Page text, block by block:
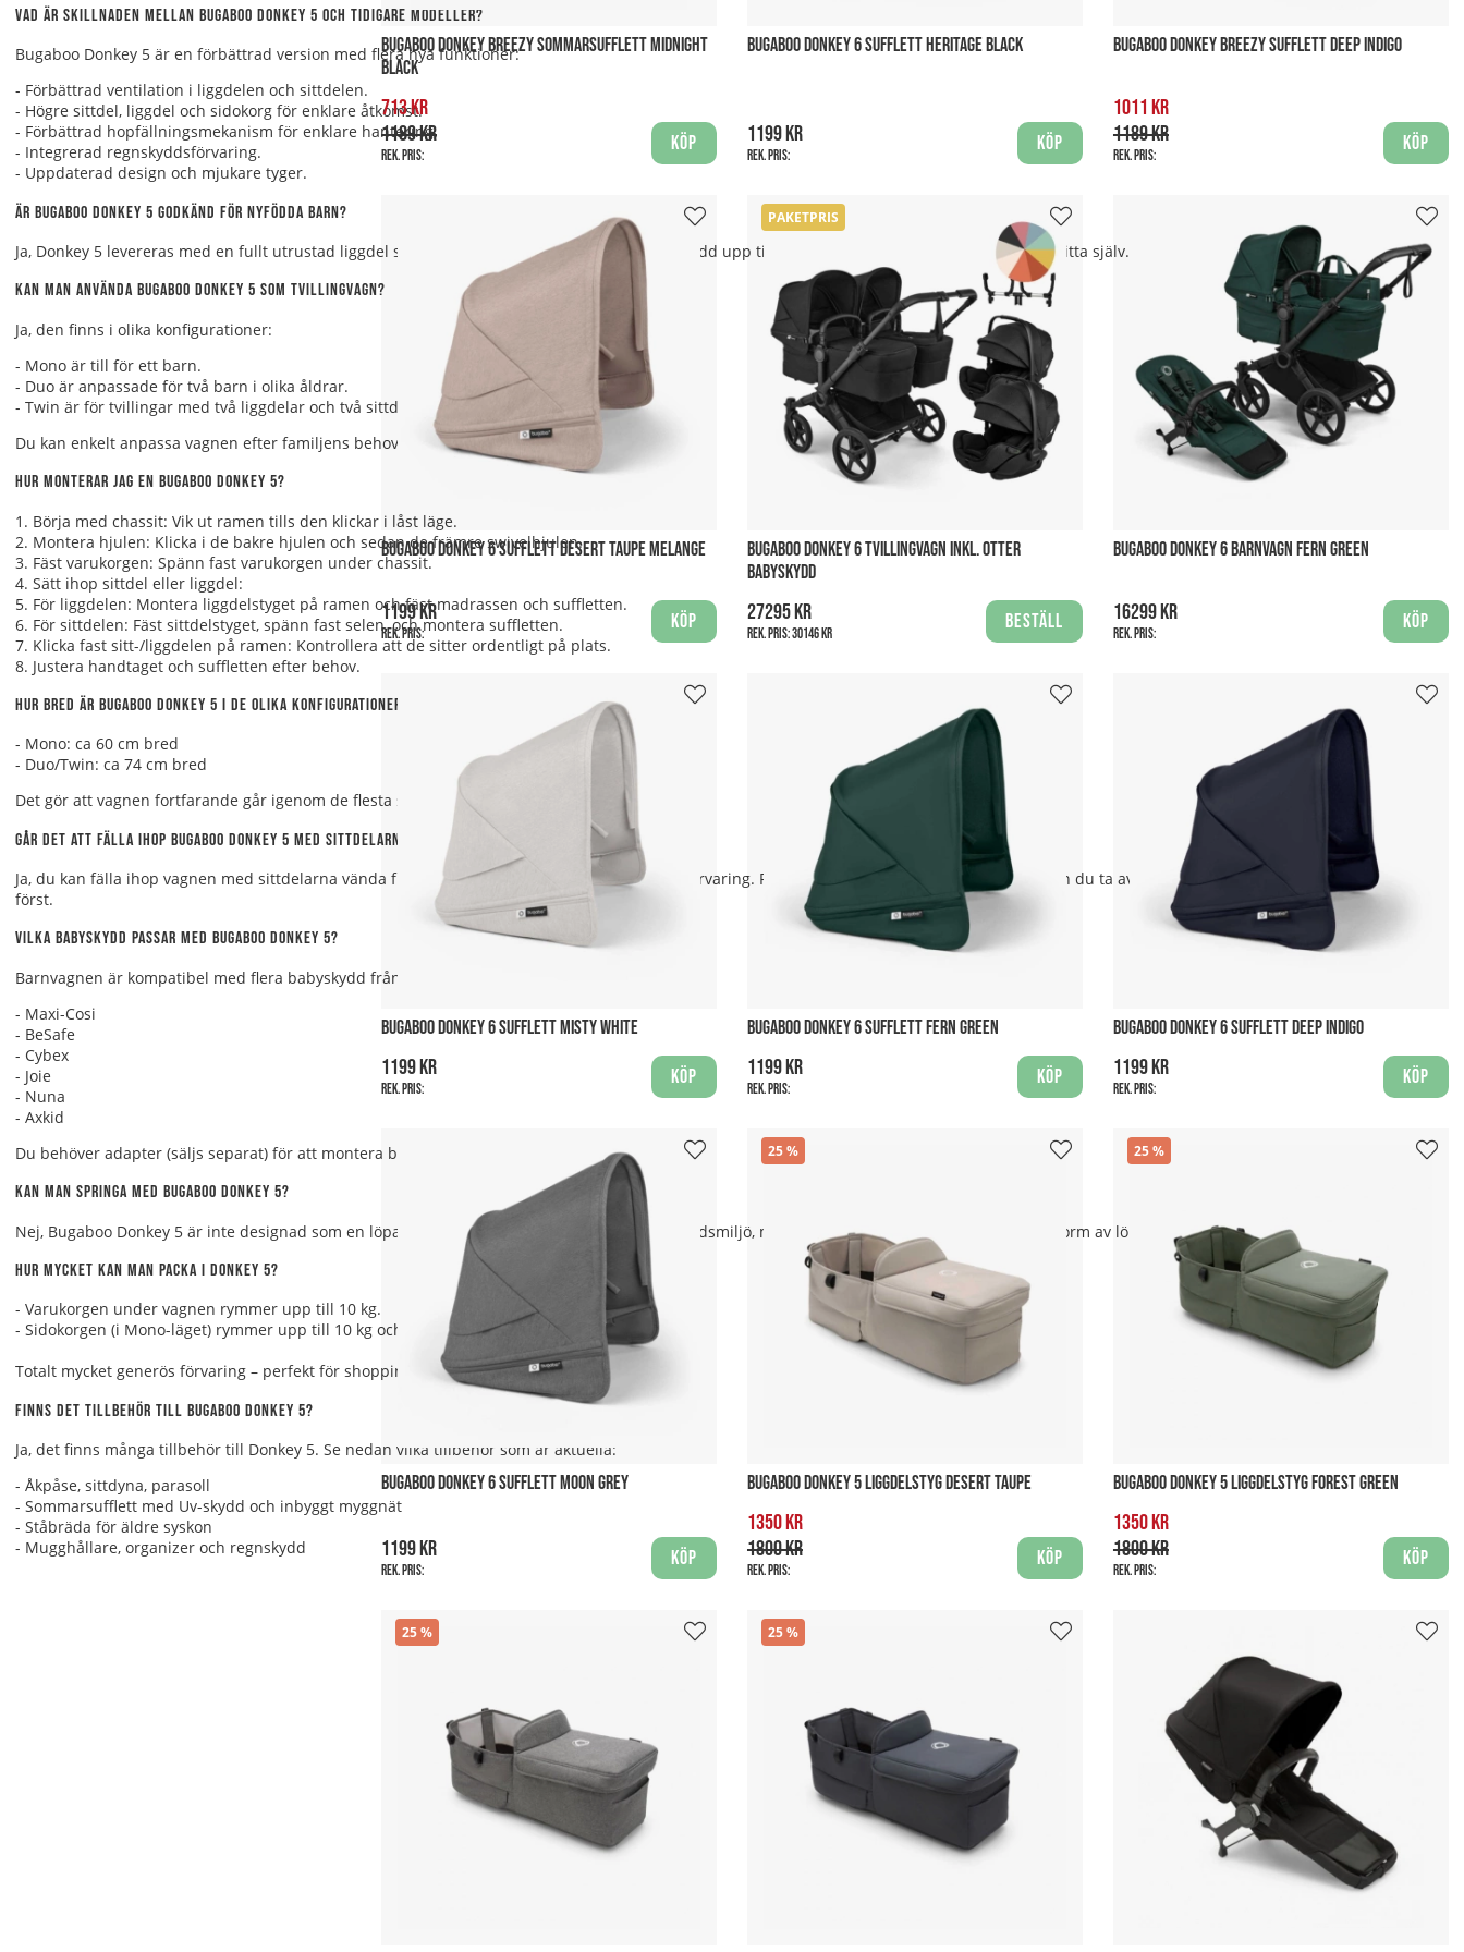
Vad är skillnaden mellan Bugaboo Donkey 5 och tidigare modeller?
Bugaboo Donkey 5 är en förbättrad version med flera nya funktioner:
- Förbättrad ventilation i liggdelen och sittdelen.
- Högre sittdel, liggdel och sidokorg för enklare åtkomst.
- Förbättrad hopfällningsmekanism för enklare hantering.
- Integrerad regnskyddsförvaring.
- Uppdaterad design och mjukare tyger.
Är Bugaboo Donkey 5 godkänd för nyfödda barn?
Ja, Donkey 5 levereras med en fullt utrustad liggdel som är godkänd för användning från nyfödd upp till cirka 6 månader, eller tills barnet kan sitta själv.
Kan man använda Bugaboo Donkey 5 som tvillingvagn?
Ja, den finns i olika konfigurationer:
- Mono är till för ett barn.
- Duo är anpassade för två barn i olika åldrar.
- Twin är för tvillingar med två liggdelar och två sittdelar.
Du kan enkelt anpassa vagnen efter familjens behov.
Hur monterar jag en Bugaboo Donkey 5?
1. Börja med chassit: Vik ut ramen tills den klickar i låst läge.
2. Montera hjulen: Klicka i de bakre hjulen och sedan de främre swivelhjulen.
3. Fäst varukorgen: Spänn fast varukorgen under chassit.
4. Sätt ihop sittdel eller liggdel:
5. För liggdelen: Montera liggdelstyget på ramen och fäst madrassen och suffletten.
6. För sittdelen: Fäst sittdelstyget, spänn fast selen, och montera suffletten.
7. Klicka fast sitt-/liggdelen på ramen: Kontrollera att de sitter ordentligt på plats.
8. Justera handtaget och suffletten efter behov.
Hur bred är Bugaboo Donkey 5 i de olika konfigurationerna?
- Mono: ca 60 cm bred
- Duo/Twin: ca 74 cm bred
Det gör att vagnen fortfarande går igenom de flesta standarddörrar även i tvillingläge.
Går det att fälla ihop Bugaboo Donkey 5 med sittdelarna på?
Ja, du kan fälla ihop vagnen med sittdelarna vända framåt, vilket underlättar vid resor eller förvaring. För en ännu mer kompakt ihopfällning kan du ta av delarna
först.
Vilka babyskydd passar med Bugaboo Donkey 5?
Barnvagnen är kompatibel med flera babyskydd från populära märken som:
- Maxi-Cosi
- BeSafe
- Cybex
- Joie
- Nuna
- Axkid
Du behöver adapter (säljs separat) för att montera babyskyddet på chassit.
Kan man springa med Bugaboo Donkey 5?
Nej, Bugaboo Donkey 5 är inte designad som en löparvagn. Den är stabil och lätt att köra i stadsmiljö, men inte avsedd för jogging eller någon form av löpning.
Hur mycket kan man packa i Donkey 5?
- Varukorgen under vagnen rymmer upp till 10 kg.
- Sidokorgen (i Mono-läget) rymmer upp till 10 kg och har lock.
Totalt mycket generös förvaring – perfekt för shopping eller dagsutflykter.
Finns det tillbehör till Bugaboo Donkey 5?
Ja, det finns många tillbehör till Donkey 5. Se nedan vilka tillbehör som är aktuella:
- Åkpåse, sittdyna, parasoll
- Sommarsufflett med Uv-skydd och inbyggt myggnät
- Ståbräda för äldre syskon
- Mugghållare, organizer och regnskydd
BUGABOO DONKEY BREEZY SOMMARSUFFLETT MIDNIGHT
BLACK
713 kr
1189 kr
Rek. pris:
Köp
BUGABOO DONKEY 6 SUFFLETT HERITAGE BLACK
1199 kr
Rek. pris:
Köp
BUGABOO DONKEY BREEZY SUFFLETT DEEP INDIGO
1011 kr
1189 kr
Rek. pris:
Köp
BUGABOO DONKEY 6 SUFFLETT DESERT TAUPE MELANGE
1199 kr
Rek. pris:
Köp
PAKETPRIS
BUGABOO DONKEY 6 TVILLINGVAGN INKL. OTTER
BABYSKYDD
27295 kr
Rek. pris:30146 kr
Beställ
BUGABOO DONKEY 6 BARNVAGN FERN GREEN
16299 kr
Rek. pris:
Köp
BUGABOO DONKEY 6 SUFFLETT MISTY WHITE
1199 kr
Rek. pris:
Köp
BUGABOO DONKEY 6 SUFFLETT FERN GREEN
1199 kr
Rek. pris:
Köp
BUGABOO DONKEY 6 SUFFLETT DEEP INDIGO
1199 kr
Rek. pris:
Köp
BUGABOO DONKEY 6 SUFFLETT MOON GREY
1199 kr
Rek. pris:
Köp
25
BUGABOO DONKEY 5 LIGGDELSTYG DESERT TAUPE
1350 kr
1800 kr
Rek. pris:
Köp
25
BUGABOO DONKEY 5 LIGGDELSTYG FOREST GREEN
1350 kr
1800 kr
Rek. pris:
Köp
25 25